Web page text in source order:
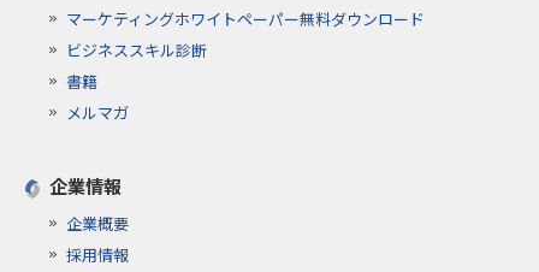
マーケティングホワイトペーパー無料ダウンロード
ビジネススキル診断
書籍
メルマガ
企業情報
企業概要
採用情報